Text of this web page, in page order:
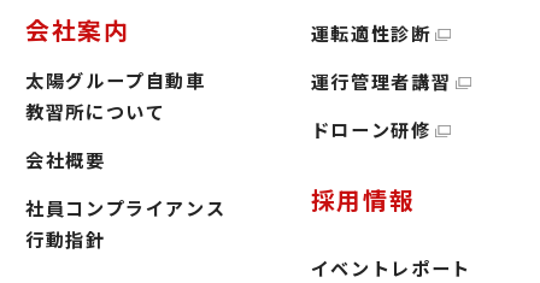
会社案内
太陽グループ自動車
教習所について
会社概要
社員コンプライアンス
行動指針
運転適性診断
運行管理者講習
ドローン研修
採用情報
イベントレポート